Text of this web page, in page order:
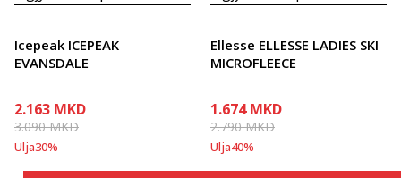
Icepeak ICEPEAK
EVANSDALE
2.163 MKD
3.090MKD
Ulja30%
Ellesse ELLESSE LADIES SKI
MICROFLEECE
1.674 MKD
2.790MKD
Ulja40%